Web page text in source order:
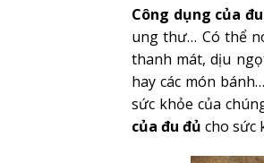
Công dụng của
ung thư… Có thể
thanh mát, dịu
hay các món
sức khỏe của
của đu đủ cho sức